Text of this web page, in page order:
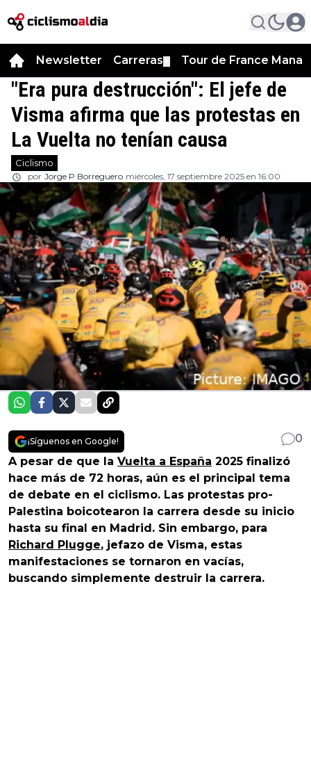
Newsletter Carreras Tour de France
"Era pura destrucción": El jefe de
Visma afirma que las protestas en
La Vuelta no tenían causa
Ciclismo
por Jorge P Borreguero miércoles, 17 septiembre 2025 en 16:00
¡Síguenos en Google!
0
A pesar de que la Vuelta a España 2025 finalizó
hace más de 72 horas, aún es el principal tema
de debate en el ciclismo. Las protestas pro-
Palestina boicotearon la carrera desde su inicio
hasta su final en Madrid. Sin embargo, para
Richard Plugge, jefazo de Visma, estas
manifestaciones se tornaron en vacías,
buscando simplemente destruir la carrera.